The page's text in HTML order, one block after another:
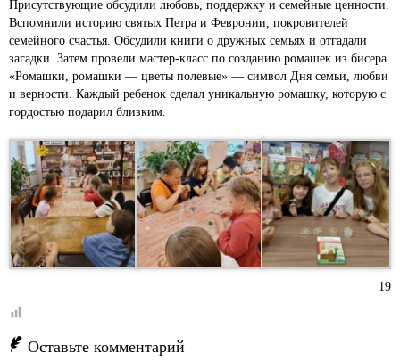
Присутствующие обсудили любовь, поддержку и семейные ценности.
Вспомнили историю святых Петра и Февронии, покровителей
семейного счастья. Обсудили книги о дружных семьях и отгадали
загадки. Затем провели мастер-класс по созданию ромашек из бисера
«Ромашки, ромашки — цветы полевые» — символ Дня семьи, любви
и верности. Каждый ребенок сделал уникальную ромашку, которую с
гордостью подарил близким.
19
Оставьте комментарий